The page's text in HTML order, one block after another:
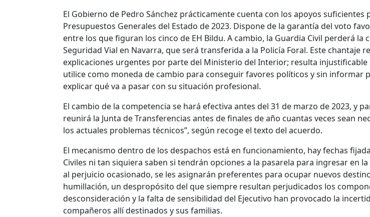
El Gobierno de Pedro Sánchez prácticamente cuenta con los apoyos suficientes
Presupuestos Generales del Estado de 2023. Dispone de la garantía del voto
entre los que figuran los cinco de EH Bildu. A cambio, la Guardia Civil perderá la
Seguridad Vial en Navarra, que será transferida a la Policía Foral. Este chantaje
explicaciones urgentes por parte del Ministerio del Interior; resulta injustificable
utilice como moneda de cambio para conseguir favores políticos y sin informar
explicar qué va a pasar con su situación profesional.
El cambio de la competencia se hará efectiva antes del 31 de marzo de 2023, y
reunirá la Junta de Transferencias antes de finales de año cuantas veces sean
los actuales problemas técnicos”, según recoge el texto del acuerdo.
El mecanismo dentro de los despachos está en funcionamiento, hay fechas
Civiles ni tan siquiera saben si tendrán opciones a la pasarela para ingresar en
al perjuicio ocasionado, se les asignarán preferentes para ocupar nuevos
humillación, un despropósito del que siempre resultan perjudicados los
desconsideración y la falta de sensibilidad del Ejecutivo han provocado la
compañeros allí destinados y sus familias.